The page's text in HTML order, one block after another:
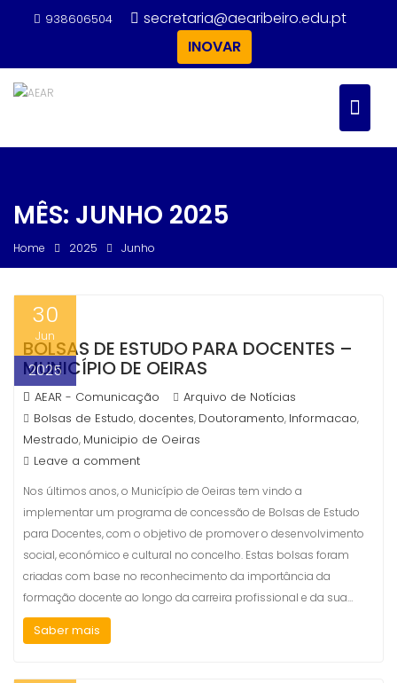
938606504
secretaria@aearibeiro.edu.pt
INOVAR
MÊS: JUNHO 2025
Home 2025 Junho
30
Jun
2025
BOLSAS DE ESTUDO PARA DOCENTES –
MUNICÍPIO DE OEIRAS
AEAR - Comunicação
Arquivo de Notícias
Bolsas de Estudo, docentes, Doutoramento, Informacao,
Mestrado, Municipio de Oeiras
Leave a comment
Nos últimos anos, o Município de Oeiras tem vindo a
implementar um programa de concessão de Bolsas de Estudo
para Docentes, com o objetivo de promover o desenvolvimento
social, económico e cultural no concelho. Estas bolsas foram
criadas com base no reconhecimento da importância da
formação docente ao longo da carreira profissional e da sua…
Saber mais